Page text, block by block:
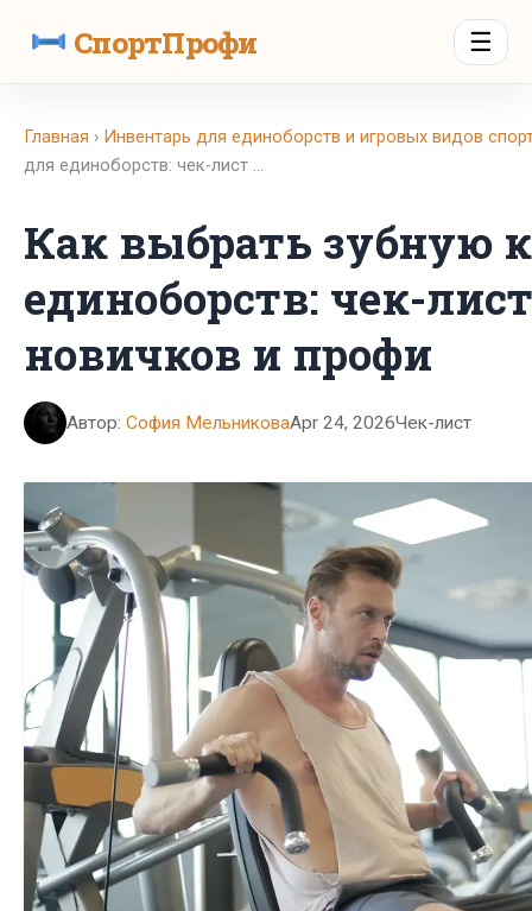
СпортПрофи ☰
Главная › Инвентарь для единоборств и игровых видов
для единоборств: чек-лист …
Как выбрать зубную
единоборств: чек-
новичков и профи
Автор: София МельниковаApr 24, 2026Чек-лист